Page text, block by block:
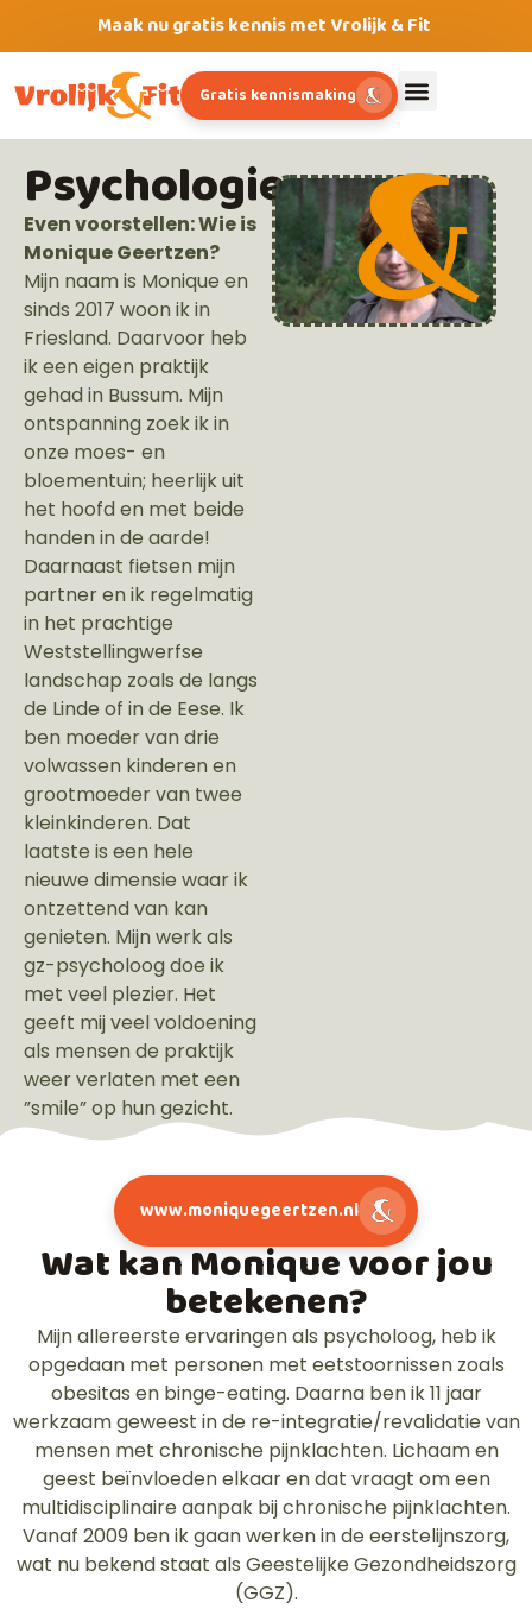
Maak nu gratis kennis met Vrolijk & Fit
Gratis kennismaking
Psychologie
Even voorstellen: Wie is
Monique Geertzen?
Mijn naam is Monique en
sinds 2017 woon ik in
Friesland. Daarvoor heb
ik een eigen praktijk
gehad in Bussum. Mijn
ontspanning zoek ik in
onze moes- en
bloementuin; heerlijk uit
het hoofd en met beide
handen in de aarde!
Daarnaast fietsen mijn
partner en ik regelmatig
in het prachtige
Weststellingwerfse
landschap zoals de langs
de Linde of in de Eese. Ik
ben moeder van drie
volwassen kinderen en
grootmoeder van twee
kleinkinderen. Dat
laatste is een hele
nieuwe dimensie waar ik
ontzettend van kan
genieten. Mijn werk als
gz-psycholoog doe ik
met veel plezier. Het
geeft mij veel voldoening
als mensen de praktijk
weer verlaten met een
”smile” op hun gezicht.
Wat kan Monique voor jou
betekenen?
Mijn allereerste ervaringen als psycholoog, heb ik
opgedaan met personen met eetstoornissen zoals
obesitas en binge-eating. Daarna ben ik 11 jaar
werkzaam geweest in de re-integratie/revalidatie van
mensen met chronische pijnklachten. Lichaam en
geest beïnvloeden elkaar en dat vraagt om een
multidisciplinaire aanpak bij chronische pijnklachten.
Vanaf 2009 ben ik gaan werken in de eerstelijnszorg,
wat nu bekend staat als Geestelijke Gezondheidszorg
(GGZ).
www.moniquegeertzen.nl